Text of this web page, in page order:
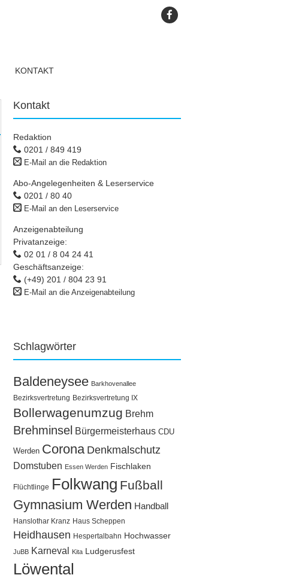
KONTAKT
Kontakt
Redaktion
0201 / 849 419
E-Mail an die Redaktion
Abo-Angelegenheiten & Leserservice
0201 / 80 40
E-Mail an den Leserservice
Anzeigenabteilung
Privatanzeige:
02 01 / 8 04 24 41
Geschäftsanzeige:
(+49) 201 / 804 23 91
E-Mail an die Anzeigenabteilung
Schlagwörter
Baldeneysee Barkhovenallee
Bezirksvertretung Bezirksvertretung IX
Bollerwagenumzug Brehm
Brehminsel Bürgermeisterhaus CDU
Werden Corona Denkmalschutz
Domstuben Essen Werden Fischlaken
Flüchtlinge Folkwang Fußball
Gymnasium Werden Handball
Hanslothar Kranz Haus Scheppen
Heidhausen Hespertalbahn Hochwasser
JuBB Karneval Kita Ludgerusfest
Löwental